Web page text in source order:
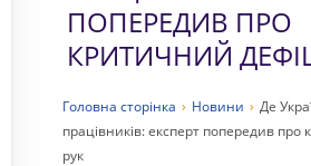
ПОПЕРЕДИВ ПРО
КРИТИЧНИЙ
Головна сторiнка › Новини › Де
працівників: експерт попередив
рук